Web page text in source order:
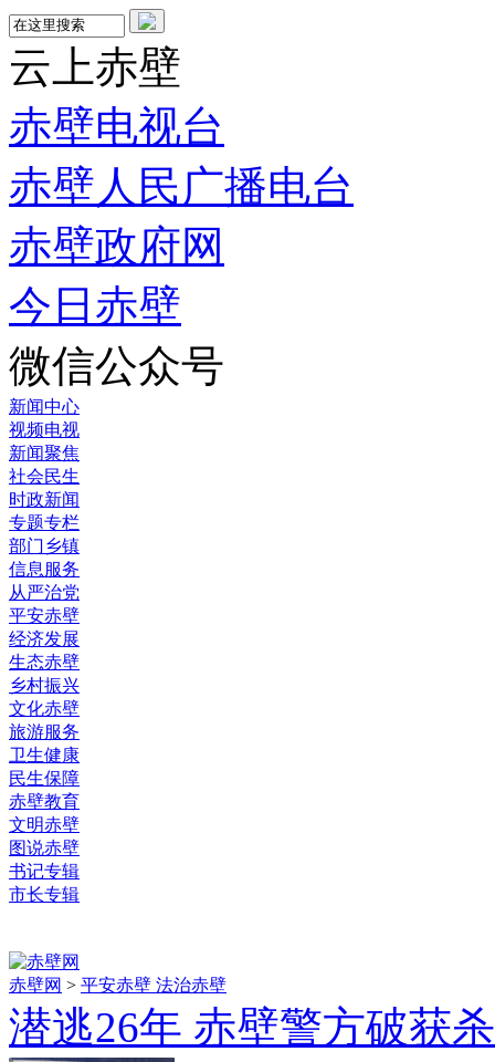
云上赤壁
赤壁电视台
赤壁人民广播电台
赤壁政府网
今日赤壁
微信公众号
新闻中心
视频电视
新闻聚焦
社会民生
时政新闻
专题专栏
部门乡镇
信息服务
从严治党
平安赤壁
经济发展
生态赤壁
乡村振兴
文化赤壁
旅游服务
卫生健康
民生保障
赤壁教育
文明赤壁
图说赤壁
书记专辑
市长专辑
赤壁网 > 平安赤壁 法治赤壁
潜逃26年 赤壁警方破获